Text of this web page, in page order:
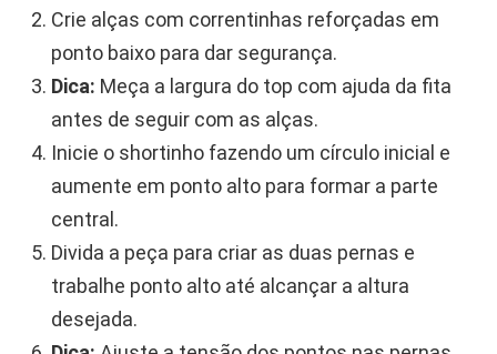
Crie alças com correntinhas reforçadas em
ponto baixo para dar segurança.
Dica: Meça a largura do top com ajuda da fita
antes de seguir com as alças.
Inicie o shortinho fazendo um círculo inicial e
aumente em ponto alto para formar a parte
central.
Divida a peça para criar as duas pernas e
trabalhe ponto alto até alcançar a altura
desejada.